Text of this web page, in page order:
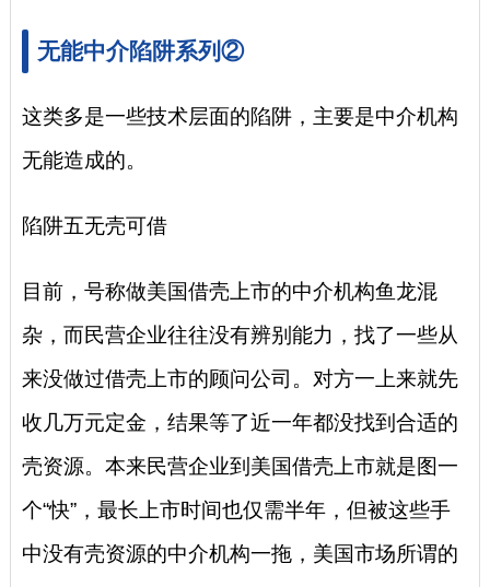
无能中介陷阱系列②
这类多是一些技术层面的陷阱，主要是中介机构
无能造成的。
陷阱五无壳可借
目前，号称做美国借壳上市的中介机构鱼龙混
杂，而民营企业往往没有辨别能力，找了一些从
来没做过借壳上市的顾问公司。对方一上来就先
收几万元定金，结果等了近一年都没找到合适的
壳资源。本来民营企业到美国借壳上市就是图一
个“快”，最长上市时间也仅需半年，但被这些手
中没有壳资源的中介机构一拖，美国市场所谓的